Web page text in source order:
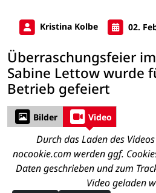
Kristina Kolbe 02.
Überraschungsfeier
Sabine Lettow wurde
Betrieb gefeiert
Bilder Video
Durch das Laden des
nocookie.com werden ggf.
Daten geschrieben und zum
Video geladen